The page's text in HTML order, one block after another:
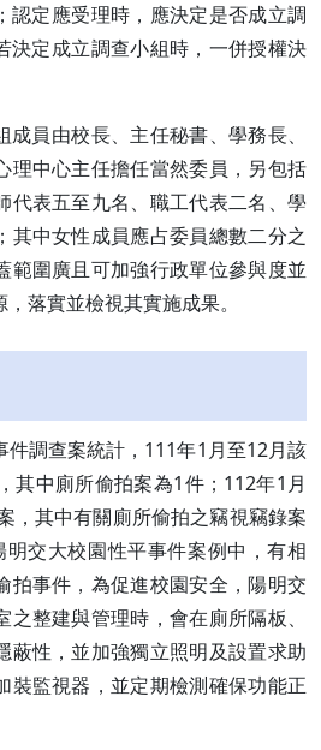
認定應受理時，應決定是否成立調
決定成立調查小組時，一併授權決
員由校長、主任秘書、學務長、
理中心主任擔任當然委員，另包括
代表五至九名、職工代表二名、學
其中女性成員應占委員總數二分之
範圍廣且可加強行政單位參與度並
落實並檢視其實施成果。
件調查案統計，111年1月至12月該
其中廁所偷拍案為1件；112年1月
，其中有關廁所偷拍之竊視竊錄案
交大校園性平事件案例中，有相
拍事件，為促進校園安全，陽明交
整建與管理時，會在廁所隔板、
蔽性，並加強獨立照明及設置求助
裝監視器，並定期檢測確保功能正